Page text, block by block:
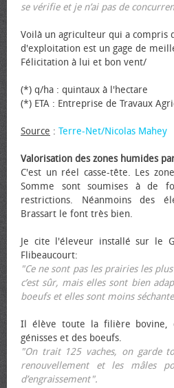
se vérifie et je n’ai pas de
Voilà un agriculteur qui a compris
d'exploitation est un gage de
Félicitation à lui et bon vent/
(*) q/ha : quintaux à l'hectare
(*) ETA : Entreprise de Travaux
Source : Terre-Net/Nicolas Mahey
Valorisation des zones humides
C'est un réel casse-tête. Les
Somme sont soumises à de
restrictions. Néanmoins des
Brassart le font très bien.
Je cite l'éleveur installé sur le
Flibeaucourt:
"Ce ne sont pas les prairies les
c’est sûr, mais elles sont bien
bœufs et elles sont moins
Il élève toute la filière bovine,
génisses et des bœufs.
"On trait 125 vaches, on garde
renouvellement et les mâles
d’engraissement".